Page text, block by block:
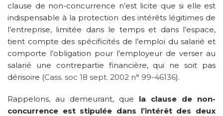
clause de non-concurrence n’est licite que si elle est
indispensable à la protection des intérêts légitimes de
l’entreprise, limitée dans le temps et dans l’espace,
tient compte des spécificités de l’emploi du salarié et
comporte l’obligation pour l’employeur de verser au
salarié une contrepartie financière, qui ne soit pas
dérisoire (Cass. soc 18 sept. 2002 n° 99-46136).
Rappelons, au demeurant, que la clause de non-
concurrence est stipulée dans l’intérêt des deux